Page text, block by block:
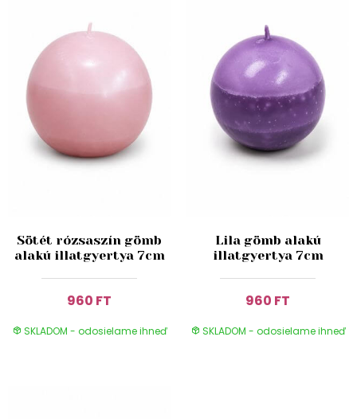
Sötét rózsaszín gömb
alakú illatgyertya 7cm
960 FT
SKLADOM - odosielame ihneď
Lila gömb alakú
illatgyertya 7cm
960 FT
SKLADOM - odosielame ihneď